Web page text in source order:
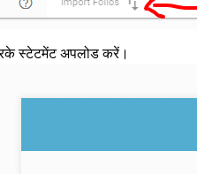
स्टेटमेंट अपलोड करें।